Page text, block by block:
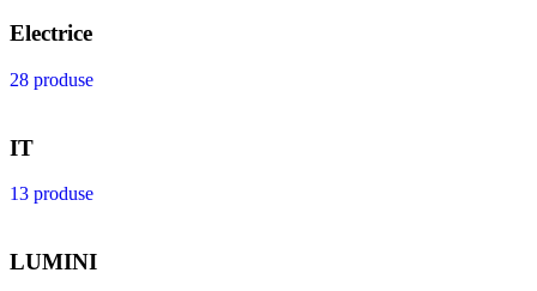
Electrice
28 produse
IT
13 produse
LUMINI